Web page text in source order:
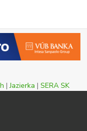
|Jazierka | SERA SK